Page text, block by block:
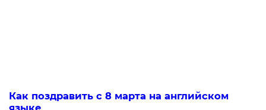
Как поздравить с 8 марта на английском
языке